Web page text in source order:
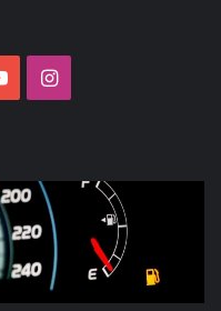
YouTubeInstagram